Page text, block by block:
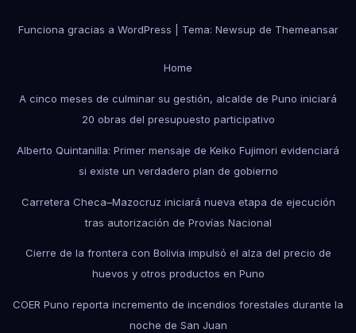
Funciona gracias a WordPress Tema: Newsup de Themeansar
Home
A cinco meses de culminar su gestión, alcalde de Puno iniciará
20 obras del presupuesto participativo
Alberto Quintanilla: Primer mensaje de Keiko Fujimori evidenciará
si existe un verdadero plan de gobierno
Carretera Checa–Mazocruz iniciará nueva etapa de ejecución
tras autorización de Provías Nacional
Cierre de la frontera con Bolivia impulsó el alza del precio de
huevos y otros productos en Puno
COER Puno reporta incremento de incendios forestales durante la
noche de San Juan